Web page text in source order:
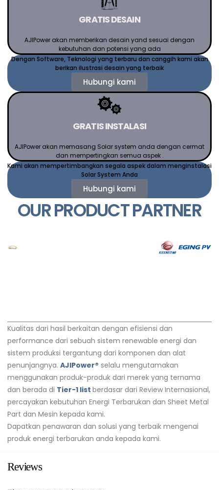
GRATIS DESAIN
AJIPower akan memberikan desain yand sesuai dengan
kebutuhan dan potensi yang ada
Dengan Software, Teknologi yang terbaru dan canggih kami akan
berikan ilustrasi desain yang terbaik
Hubungi kami
GRATIS INSTALASI
AJIPower akan memasang Solar system anda dengan cermat
dan mempertingkan semua aspek .
Kami akan mempertimbangkan segala aspek dalam menginstalasi
Solar System Anda
Hubungi kami
OUR PRODUCT PARTNER
Kualitas dari hasil berkaitan dengan efisiensi dan
performance dari sebuah sistem renewable energi dan
sistem produksi tergantung dari komponen dan alat
penunjangnya. AJIPower® selalu mengutamakan
menggunakan produk-produk dari merek yang ternama
dan berada di Tier-1 list berdasar dari Review Internasional,
percayakan kebutuhan Energi Terbarukan dan Sheet Metal
Part dan Mesin kepada kami.
Dapatkan penawaran dan solusi yang terbaik mengenai
produk energi terbarukan anda kepada kami.
Reviews